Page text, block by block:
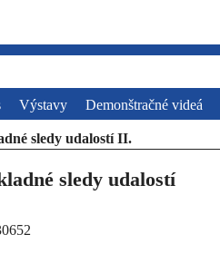
Výstavy Demonštračné videá
sledy udalostí II.
sledy udalostí